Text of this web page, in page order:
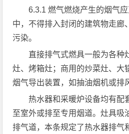
6.3.1 燃气燃烧产生的烟气
中，不得排入封闭的建筑物走廊
污染。
直接排气式燃具一般为各种
灶、烤箱灶；商用的炒菜灶、大
烟气导出装置，如抽油烟机或排
热水器和采暖炉设备均有配
至室外或排至专用烟道。灶具吸
排气道，本条规定了热水器排气